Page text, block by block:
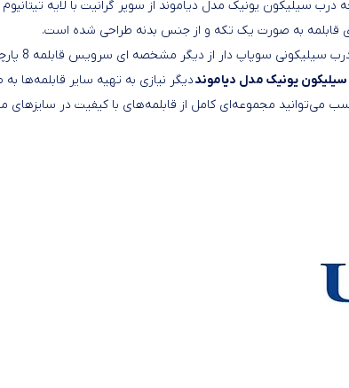
داخلی سرویس قابلمه 8 پارچه درب سیلیکون یونیک مدل دیاموند از سوپر گرانیت با
قابلمه به صورت یک تکه و از جنس بدنه طراحی شده است.
دار از دیگر مشخصه ‌ای سرویس قابلمه 8 پارچه درب سیلیکون یونیک مدل دیاموند است.
دیگر نیازی به تهیه سایر قابلمه‌ها
می‌توانید مجموعه‌ای کامل از قابلمه‌های با کیفیت در سایزهای